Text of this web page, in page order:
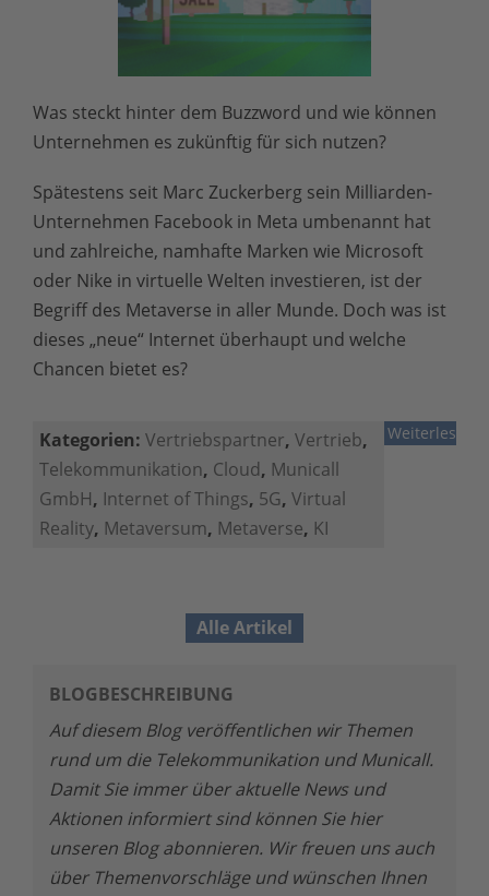
Was steckt hinter dem Buzzword und wie können
Unternehmen es zukünftig für sich nutzen?
Spätestens seit Marc Zuckerberg sein Milliarden-
Unternehmen Facebook in Meta umbenannt hat
und zahlreiche, namhafte Marken wie Microsoft
oder Nike in virtuelle Welten investieren, ist der
Begriff des Metaverse in aller Munde. Doch was ist
dieses „neue“ Internet überhaupt und welche
Chancen bietet es?
Weiterlesen
Kategorien: Vertriebspartner, Vertrieb,
Telekommunikation, Cloud, Municall
GmbH, Internet of Things, 5G, Virtual
Reality, Metaversum, Metaverse, KI
Alle Artikel
BLOGBESCHREIBUNG
Auf diesem Blog veröffentlichen wir Themen
rund um die Telekommunikation und Municall.
Damit Sie immer über aktuelle News und
Aktionen informiert sind können Sie hier
unseren Blog abonnieren. Wir freuen uns auch
über Themenvorschläge und wünschen Ihnen